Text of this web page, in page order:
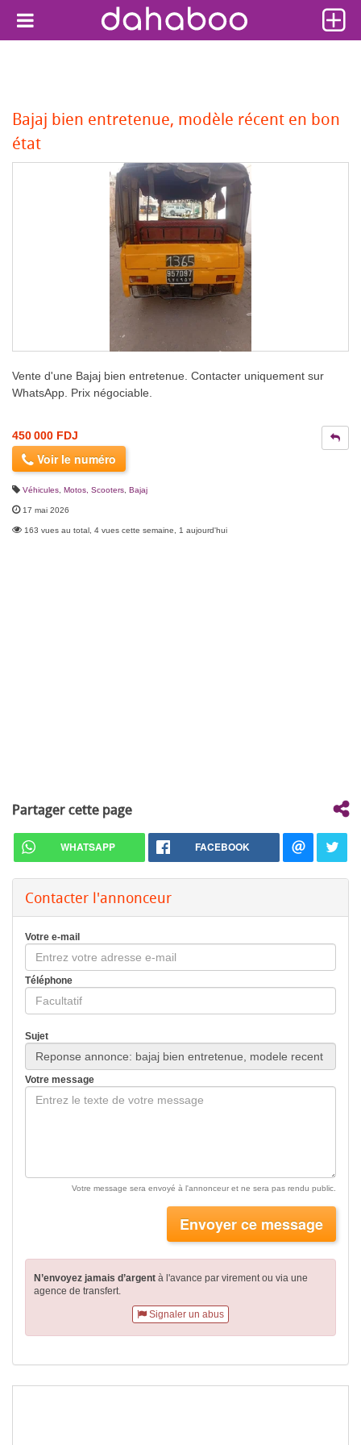
Bajaj bien entretenue, modèle récent en bon
état
Vente d'une Bajaj bien entretenue. Contacter uniquement sur
WhatsApp. Prix négociable.
450 000 FDJ
Voir le numéro
Véhicules Motos, Scooters Bajaj
17 mai 2026
163 vues au total, 4 vues cette semaine, 1 aujourd'hui
Partager cette page
WHATSAPP FACEBOOK
Contacter l'annonceur
Votre e-mail
Téléphone
Sujet
Votre message
Votre message sera envoyé à l'annonceur et ne sera pas rendu public.
Envoyer ce message
N’envoyez jamais d’argent à l'avance par virementou via une
agence de transfert.
Signaler un abus